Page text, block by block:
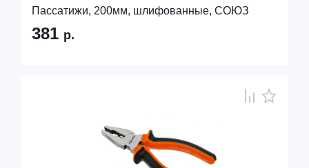
Пассатижи, 200мм, шлифованные, СОЮЗ
381 р.